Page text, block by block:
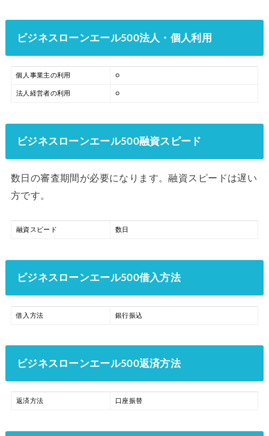
ビジネスローンエール500法人・個人利用
個人事業主の利用 ○
法人経営者の利用 ○
ビジネスローンエール500融資スピード
数日の審査期間が必要になります。融資スピードは遅い
方です。
融資スピード 数日
ビジネスローンエール500借入方法
借入方法 銀行振込
ビジネスローンエール500返済方法
返済方法 口座振替